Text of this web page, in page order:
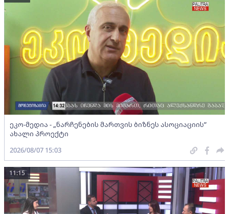
ეკო-მედია - „ნარჩენების მართვის ბიზნეს ასოციაციის”
ახალი პროექტი
2026/08/07 15:03
11:15